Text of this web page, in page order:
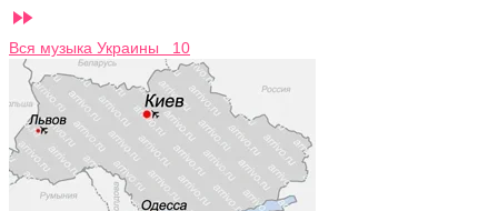

Вся музыка Украины 10